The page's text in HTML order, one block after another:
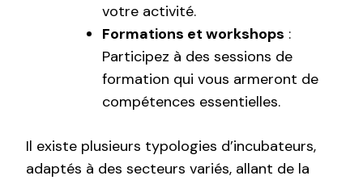
votre activité.
Formations et workshops :
Participez à des sessions de
formation qui vous armeront de
compétences essentielles.
Il existe plusieurs typologies d’incubateurs,
adaptés à des secteurs variés, allant de la